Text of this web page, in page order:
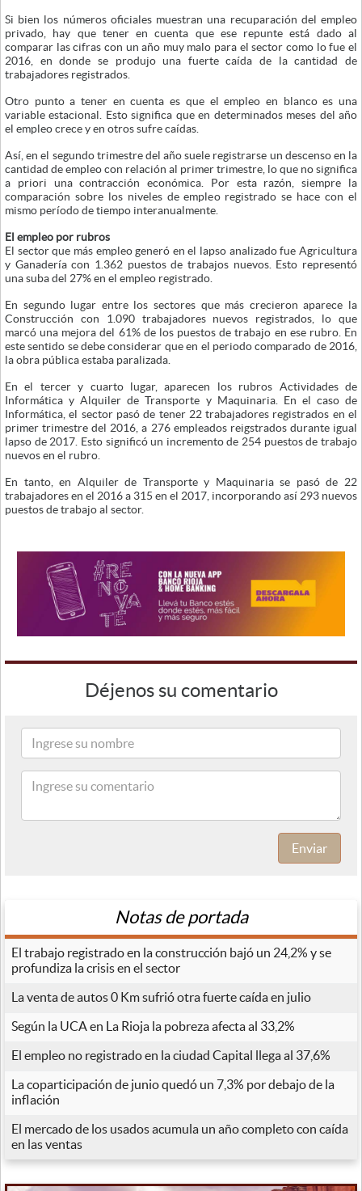
Si bien los números oficiales muestran una recuparación del empleo
privado, hay que tener en cuenta que ese repunte está dado al
comparar las cifras con un año muy malo para el sector como lo fue el
2016, en donde se produjo una fuerte caída de la cantidad de
trabajadores registrados.
Otro punto a tener en cuenta es que el empleo en blanco es una
variable estacional. Esto significa que en determinados meses del año
el empleo crece y en otros sufre caídas.
Así, en el segundo trimestre del año suele registrarse un descenso en la
cantidad de empleo con relación al primer trimestre, lo que no significa
a priori una contracción económica. Por esta razón, siempre la
comparación sobre los niveles de empleo registrado se hace con el
mismo período de tiempo interanualmente.
El empleo por rubros
El sector que más empleo generó en el lapso analizado fue Agricultura
y Ganadería con 1.362 puestos de trabajos nuevos. Esto representó
una suba del 27% en el empleo registrado.
En segundo lugar entre los sectores que más crecieron aparece la
Construcción con 1.090 trabajadores nuevos registrados, lo que
marcó una mejora del 61% de los puestos de trabajo en ese rubro. En
este sentido se debe considerar que en el periodo comparado de 2016,
la obra pública estaba paralizada.
En el tercer y cuarto lugar, aparecen los rubros Actividades de
Informática y Alquiler de Transporte y Maquinaria. En el caso de
Informática, el sector pasó de tener 22 trabajadores registrados en el
primer trimestre del 2016, a 276 empleados reigstrados durante igual
lapso de 2017. Esto significó un incremento de 254 puestos de trabajo
nuevos en el rubro.
En tanto, en Alquiler de Transporte y Maquinaria se pasó de 22
trabajadores en el 2016 a 315 en el 2017, incorporando así 293 nuevos
puestos de trabajo al sector.
Déjenos su comentario
Enviar
Notas de portada
El trabajo registrado en la construcción bajó un 24,2% y se
profundiza la crisis en el sector
La venta de autos 0 Km sufrió otra fuerte caída en julio
Según la UCA en La Rioja la pobreza afecta al 33,2%
El empleo no registrado en la ciudad Capital llega al 37,6%
La coparticipación de junio quedó un 7,3% por debajo de la
inflación
El mercado de los usados acumula un año completo con caída
en las ventas